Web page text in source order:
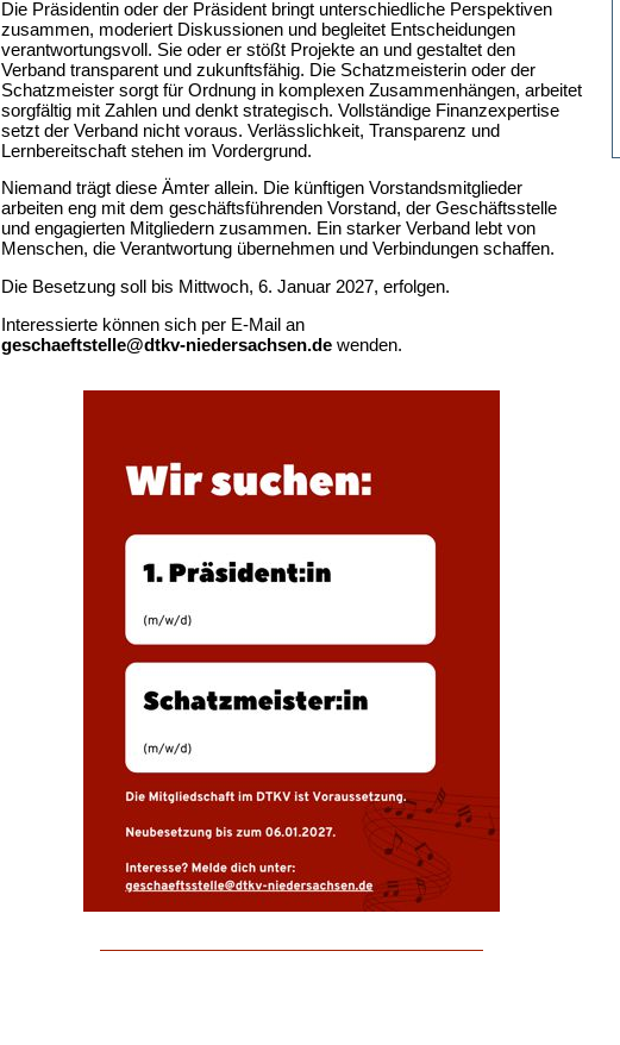
Die Präsidentin oder der Präsident bringt unterschiedliche Perspektiven
zusammen, moderiert Diskussionen und begleitet Entscheidungen
verantwortungsvoll. Sie oder er stößt Projekte an und gestaltet den
Verband transparent und zukunftsfähig. Die Schatzmeisterin oder der
Schatzmeister sorgt für Ordnung in komplexen Zusammenhängen, arbeitet
sorgfältig mit Zahlen und denkt strategisch. Vollständige Finanzexpertise
setzt der Verband nicht voraus. Verlässlichkeit, Transparenz und
Lernbereitschaft stehen im Vordergrund.
Niemand trägt diese Ämter allein. Die künftigen Vorstandsmitglieder
arbeiten eng mit dem geschäftsführenden Vorstand, der Geschäftsstelle
und engagierten Mitgliedern zusammen. Ein starker Verband lebt von
Menschen, die Verantwortung übernehmen und Verbindungen schaffen.
Die Besetzung soll bis Mittwoch, 6. Januar 2027, erfolgen.
Interessierte können sich per E-Mail an
geschaeftstelle@dtkv-niedersachsen.dewenden.